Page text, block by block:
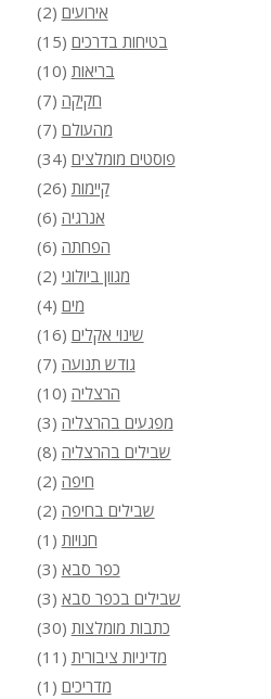
אירועים (2)
בטיחות בדרכים (15)
בריאות (10)
חקיקה (7)
מהעולם (7)
פוסטים מומלצים (34)
קיימות (26)
אנרגיה (6)
הפחתה (6)
מגוון ביולוגי (2)
מים (4)
שינוי אקלים (16)
גודש תנועה (7)
הרצליה (10)
מפגעים בהרצליה (3)
שבילים בהרצליה (8)
חיפה (2)
שבילים בחיפה (2)
חנויות (1)
כפר סבא (3)
שבילים בכפר סבא (3)
כתבות מומלצות (30)
מדיניות ציבורית (11)
מדריכים (1)